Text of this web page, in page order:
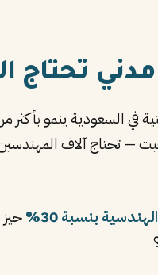
تحتاج
في السعودية ينمو بأكثر
— تحتاج آلاف
بنسبة 30%